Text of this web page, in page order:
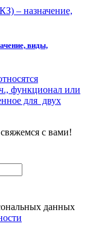
виды,
функционал или
для двух
с вами!
данных